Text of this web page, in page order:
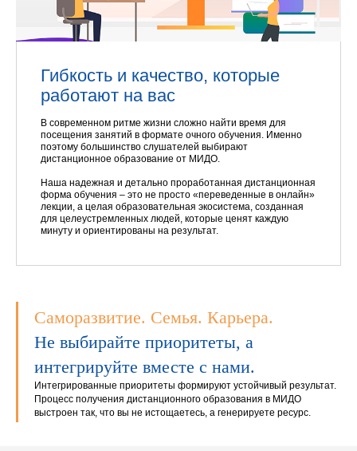
Гибкость и качество, которые
работают на вас
В современном ритме жизни сложно найти время для
посещения занятий в формате очного обучения. Именно
поэтому большинство слушателей выбирают
дистанционное образование от МИДО.
Наша надежная и детально проработанная дистанционная
форма обучения – это не просто «переведенные в онлайн»
лекции, а целая образовательная экосистема, созданная
для целеустремленных людей, которые ценят каждую
минуту и ориентированы на результат.
Саморазвитие. Семья. Карьера.
Не выбирайте приоритеты, а
интегрируйте вместе с нами.
Интегрированные приоритеты формируют устойчивый результат.
Процесс получения дистанционного образования в МИДО
выстроен так, что вы не истощаетесь, а генерируете ресурс.